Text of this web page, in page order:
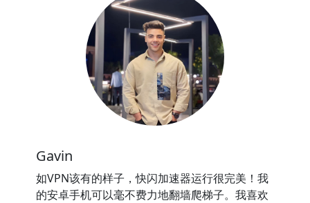
Gavin
如VPN该有的样子，快闪加速器运行很完美！我
的安卓手机可以毫不费力地翻墙爬梯子。我喜欢